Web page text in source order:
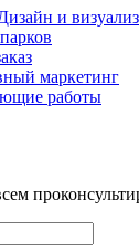
и
маркетинг
работы